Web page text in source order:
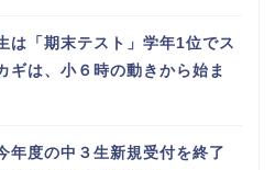
は「期末テスト」学年1位でス
ギは、小６時の動きから始ま
年度の中３生新規受付を終了